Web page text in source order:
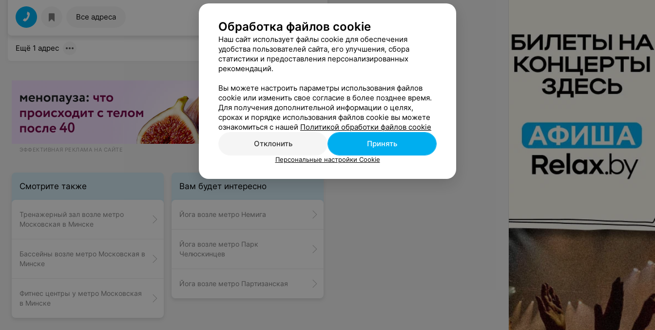
Все адреса
Ещё 1 адрес
ЭФФЕКТИВНАЯ РЕКЛАМА НА САЙТЕ
Смотрите также
Тренажерный зал возле метро
Московская в Минске
Бассейны возле метро Московская в
Минске
Фитнес центры у метро Московская
в Минске
Вам будет интересно
Йога возле метро Немига
Йога возле метро Парк
Челюскинцев
Йога возле метро Партизанская
Обработка файлов cookie
Наш сайт использует файлы cookie для обеспечения
удобства пользователей сайта, его улучшения, сбора
статистики и предоставления персонализированных
рекомендаций.
Вы можете настроить параметры использования файлов
cookie или изменить свое согласие в более позднее время.
Для получения дополнительной информации о целях,
сроках и порядке использования файлов cookie вы можете
ознакомиться с нашей Политикой обработки файлов cookie
Отклонить
Принять
Персональные настройки Cookie